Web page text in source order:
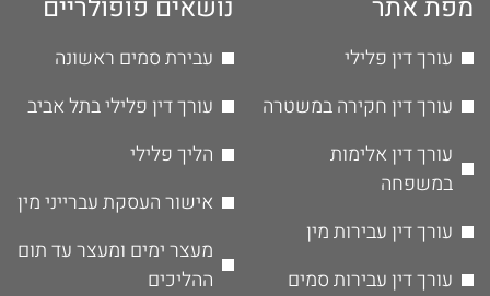
מפת אתר
עורך דין פלילי
עורך דין חקירה במשטרה
עורך דין אלימות
במשפחה
עורך דין עבירות מין
עורך דין עבירות סמים
נושאים פופולריים
עבירת סמים ראשונה
עורך דין פלילי בתל אביב
הליך פלילי
אישור העסקת עברייני מין
מעצר ימים ומעצר עד תום
ההליכים